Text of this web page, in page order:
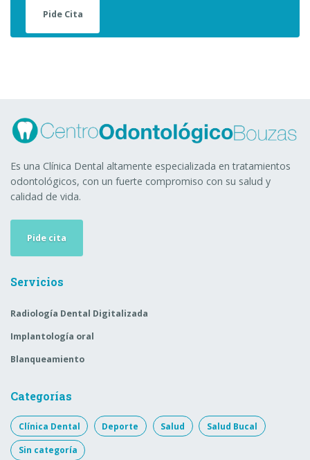
Pide Cita
Es una Clínica Dental altamente especializada en tratamientos
odontológicos, con un fuerte compromiso con su salud y
calidad de vida.
Pide cita
Servicios
Radiología Dental Digitalizada
Implantología oral
Blanqueamiento
Categorías
Clínica Dental Deporte Salud Salud Bucal
Sin categoría